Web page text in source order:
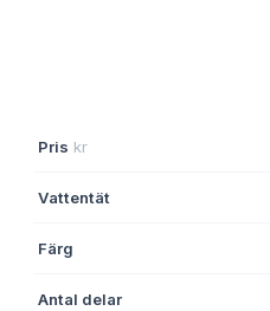
Pris kr
Vattentät
Färg
Antal delar